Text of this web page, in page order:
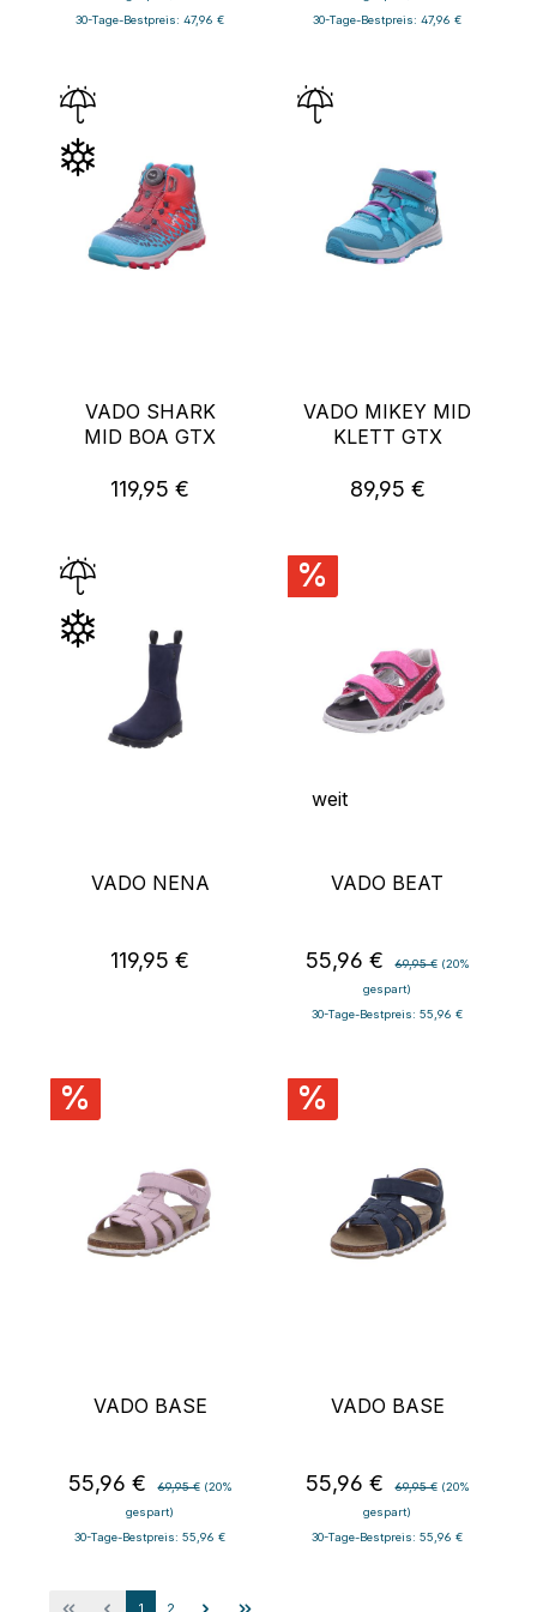
30-Tage-Bestpreis: 47,96 €
30-Tage-Bestpreis: 47,96 €
VADO SHARK
MID BOA GTX
Regulärer Preis:
119,95 €
VADO MIKEY MID
KLETT GTX
Regulärer Preis:
89,95 €
VADO NENA
Regulärer Preis:
119,95 €
%
weit
VADO BEAT
Verkaufspreis:
55,96 € 69,95 € (20%
gespart)
30-Tage-Bestpreis: 55,96 €
%
VADO BASE
Verkaufspreis:
55,96 € 69,95 € (20%
gespart)
30-Tage-Bestpreis: 55,96 €
%
VADO BASE
Verkaufspreis:
55,96 € 69,95 € (20%
gespart)
30-Tage-Bestpreis: 55,96 €
SeiteSeite